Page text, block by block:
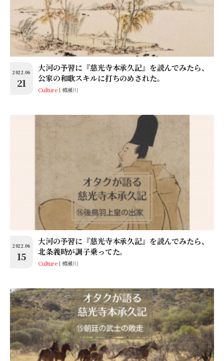
2022.06
21
大河の予習に『慈光寺本承久記』を読んでみたら、
公家の和歌スキルに打ちのめされた。
Culture 樽瀬川
2022.06
15
大河の予習に『慈光寺本承久記』を読んでみたら、
北条義時が調子乗ってた。
Culture 樽瀬川